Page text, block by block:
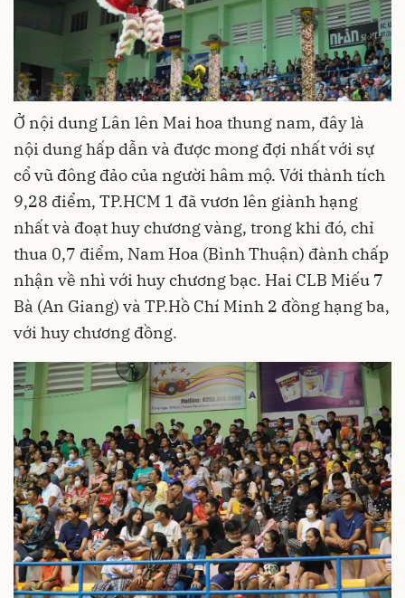
Ở nội dung Lân lên Mai hoa thung nam, đây là
nội dung hấp dẫn và được mong đợi nhất với sự
cổ vũ đông đảo của người hâm mộ. Với thành tích
9,28 điểm, TP.HCM 1 đã vươn lên giành hạng
nhất và đoạt huy chương vàng, trong khi đó, chỉ
thua 0,7 điểm, Nam Hoa (Bình Thuận) đành chấp
nhận về nhì với huy chương bạc. Hai CLB Miếu 7
Bà (An Giang) và TP.Hồ Chí Minh 2 đồng hạng ba,
với huy chương đồng.